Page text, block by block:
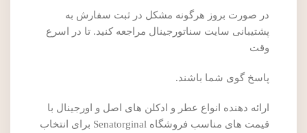
در صورت بروز هرگونه مشکل در ثبت سفارش به
پشتیبانی سایت سناتورجینال مراجعه کنید. تا در اسرع
وقت
پاسخ گوی شما باشند.
ارائه دهنده انواع عطر و ادکلن های اصل و اورجینال با
قیمت های مناسب فروشگاه Senatorginal برای انتخاب